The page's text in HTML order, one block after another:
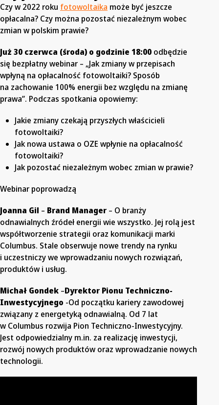
Czy w 2022 roku fotowoltaika może być jeszcze
opłacalna? Czy można pozostać niezależnym wobec
zmian w polskim prawie?
Już 30 czerwca (środa) o godzinie 18:00 odbędzie
się bezpłatny webinar – „Jak zmiany w przepisach
wpłyną na opłacalność fotowoltaiki? Sposób
na zachowanie 100% energii bez względu na zmianę
prawa”. Podczas spotkania opowiemy:
Jakie zmiany czekają przyszłych właścicieli
fotowoltaiki?
Jak nowa ustawa o OZE wpłynie na opłacalność
fotowoltaiki?
Jak pozostać niezależnym wobec zmian w prawie?
Webinar poprowadzą
Joanna Gil – Brand Manager – O branży
odnawialnych źródeł energii wie wszystko. Jej rolą jest
współtworzenie strategii oraz komunikacji marki
Columbus. Stale obserwuje nowe trendy na rynku
i uczestniczy we wprowadzaniu nowych rozwiązań,
produktów i usług.
Michał Gondek –Dyrektor Pionu Techniczno-
Inwestycyjnego -Od początku kariery zawodowej
związany z energetyką odnawialną. Od 7 lat
w Columbus rozwija Pion Techniczno-Inwestycyjny.
Jest odpowiedzialny m.in. za realizację inwestycji,
rozwój nowych produktów oraz wprowadzanie nowych
technologii.